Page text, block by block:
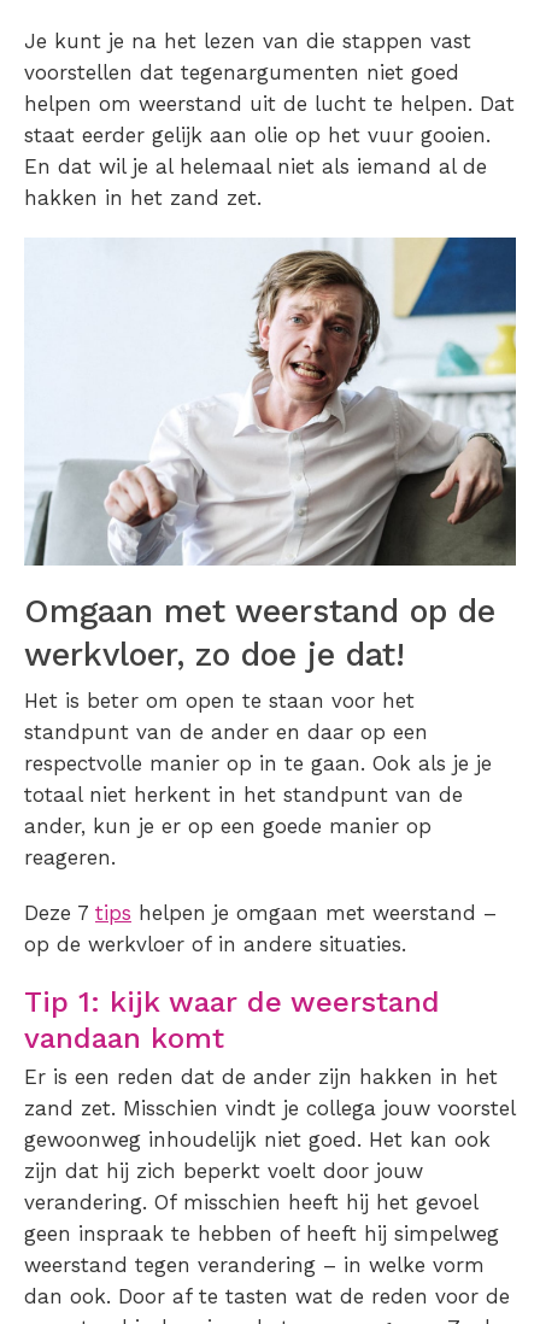
Je kunt je na het lezen van die stappen vast
voorstellen dat tegenargumenten niet goed
helpen om weerstand uit de lucht te helpen. Dat
staat eerder gelijk aan olie op het vuur gooien.
En dat wil je al helemaal niet als iemand al de
hakken in het zand zet.
Omgaan met weerstand op de
werkvloer, zo doe je dat!
Het is beter om open te staan voor het
standpunt van de ander en daar op een
respectvolle manier op in te gaan. Ook als je je
totaal niet herkent in het standpunt van de
ander, kun je er op een goede manier op
reageren.
Deze 7 tips helpen je omgaan met weerstand –
op de werkvloer of in andere situaties.
Tip 1: kijk waar de weerstand
vandaan komt
Er is een reden dat de ander zijn hakken in het
zand zet. Misschien vindt je collega jouw voorstel
gewoonweg inhoudelijk niet goed. Het kan ook
zijn dat hij zich beperkt voelt door jouw
verandering. Of misschien heeft hij het gevoel
geen inspraak te hebben of heeft hij simpelweg
weerstand tegen verandering – in welke vorm
dan ook. Door af te tasten wat de reden voor de